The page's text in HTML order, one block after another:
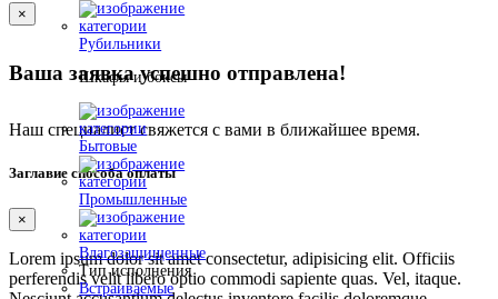
Рубильники
Шкафы и боксы
Бытовые
Промышленные
Влагозащищенные
Тип исполнения
Встраиваемые
×
Ваша заявка успешно отправлена!
Наш специалист свяжется с вами в ближайшее время.
Заглавие способа оплаты
×
Lorem ipsum dolor sit amet consectetur, adipisicing elit. Officiis
perferendis velit libero optio commodi sapiente quas. Vel, itaque.